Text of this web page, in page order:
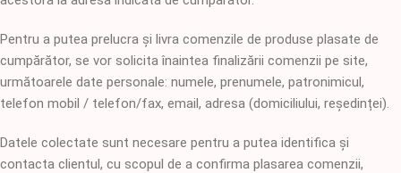
Pentru a putea prelucra și livra comenzile de produse plasate de
cumpărător, se vor solicita înaintea finalizării comenzii pe site,
următoarele date personale: numele, prenumele, patronimicul,
telefon mobil / telefon/fax, email, adresa (domiciliului, reședinței).
Datele colectate sunt necesare pentru a putea identifica și
contacta clientul, cu scopul de a confirma plasarea comenzii,